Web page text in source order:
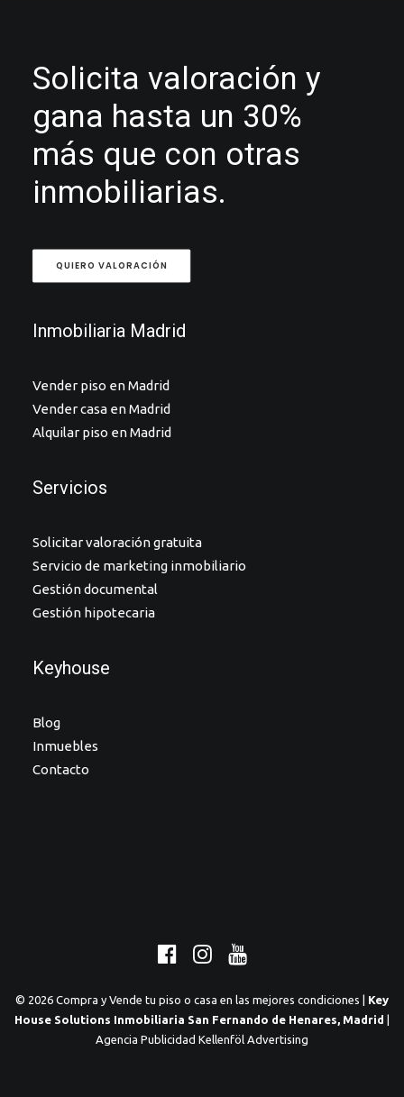
Solicita valoración y
gana hasta un 30%
más que con otras
inmobiliarias.
QUIERO VALORACIÓN
Inmobiliaria Madrid
Vender piso en Madrid
Vender casa en Madrid
Alquilar piso en Madrid
Servicios
Solicitar valoración gratuita
Servicio de marketing inmobiliario
Gestión documental
Gestión hipotecaria
Keyhouse
Blog
Inmuebles
Contacto
© 2026 Compra y Vende tu piso o casa en las mejores condiciones | Key
House Solutions Inmobiliaria San Fernando de Henares, Madrid
Agencia Publicidad Kellenföl Advertising